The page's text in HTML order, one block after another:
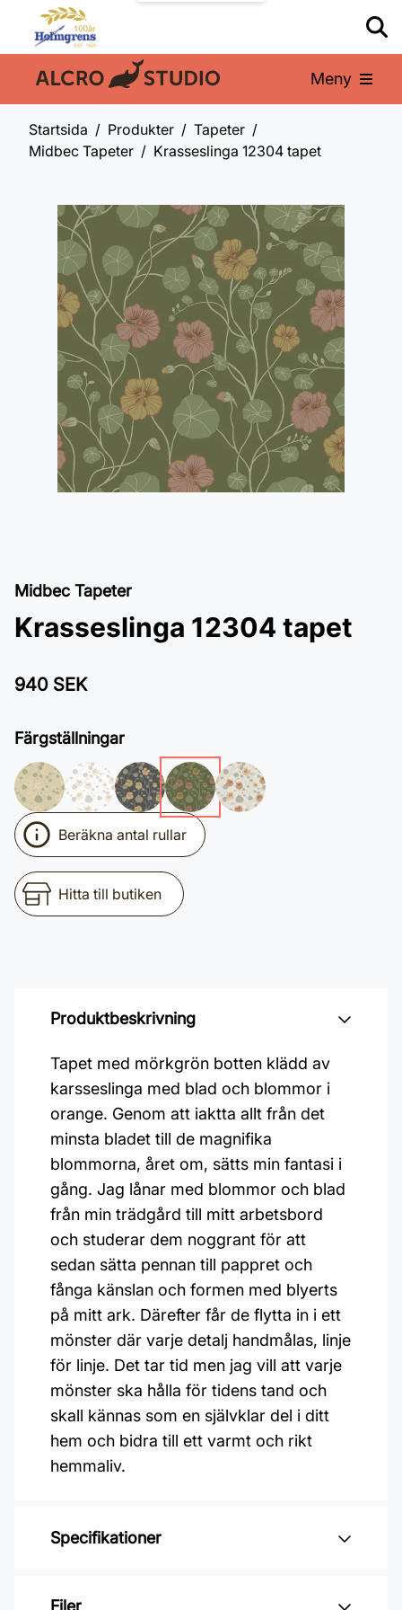
En del av: Meny
Startsida Produkter
Tapeter
Midbec Tapeter
Krasseslinga 12304 tapet
Midbec Tapeter
Krasseslinga 12304 tapet
940 SEK
Färgställningar
Beräkna antal rullar
Hitta till butiken
Produktbeskrivning
Tapet med mörkgrön botten klädd av
karsseslinga med blad och blommor i
orange. Genom att iaktta allt från det
minsta bladet till de magnifika
blommorna, året om, sätts min fantasi i
gång. Jag lånar med blommor och blad
från min trädgård till mitt arbetsbord
och studerar dem noggrant för att
sedan sätta pennan till pappret och
fånga känslan och formen med blyerts
på mitt ark. Därefter får de flytta in i ett
mönster där varje detalj handmålas, linje
för linje. Det tar tid men jag vill att varje
mönster ska hålla för tidens tand och
skall kännas som en självklar del i ditt
hem och bidra till ett varmt och rikt
hemmaliv.
Specifikationer
Varumärke: Midbec Tapeter
Filer